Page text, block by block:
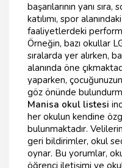
başarılarının yanı
katılımı, spor
faaliyetlerdeki
Örneğin, bazı okullar
sıralarda yer alırken,
alanında öne
yaparken,
göz önünde
Manisa okul listesi
her okulun kendine
bulunmaktadır.
geri bildirimler, okul
oynar. Bu yorumlar,
öğrenci iletişimi ve